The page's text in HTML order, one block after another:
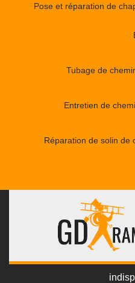
Pose et réparation de
Tubage de
Entretien de
Réparation de solin de